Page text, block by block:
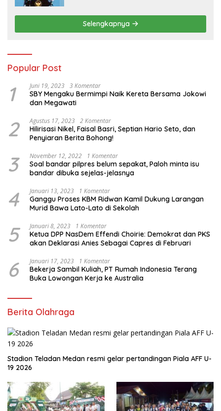
Selengkapnya
Popular Post
1 Juni 19, 2023 3 Komentar
SBY Mengaku Bermimpi Naik Kereta Bersama Jokowi
dan Megawati
2 Agustus 17, 2023 2 Komentar
Hilirisasi Nikel, Faisal Basri, Septian Hario Seto, dan
Penyiaran Berita Bohong!
3 November 12, 2022 1 Komentar
Soal bandar pilpres belum sepakat, Paloh minta isu
bandar dibuka sejelas-jelasnya
4 Januari 13, 2023 1 Komentar
Ganggu Proses KBM Ridwan Kamil Dukung Larangan
Murid Bawa Lato-Lato di Sekolah
5 Januari 8, 2023 1 Komentar
Ketua DPP NasDem Effendi Choirie: Demokrat dan PKS
akan Deklarasi Anies Sebagai Capres di Februari
6 Januari 17, 2023 1 Komentar
Bekerja Sambil Kuliah, PT Rumah Indonesia Terang
Buka Lowongan Kerja ke Australia
Berita Olahraga
Stadion Teladan Medan resmi gelar pertandingan Piala AFF U-
19 2026